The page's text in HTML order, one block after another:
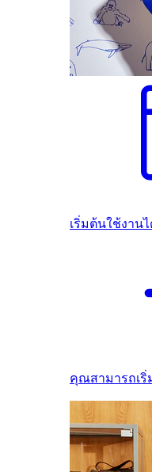
เริ่มต้นใช้งานไ
คุณสามารถเริ่